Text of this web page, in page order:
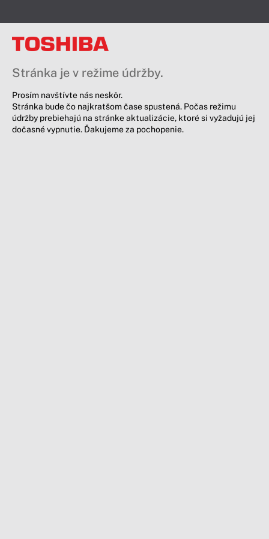
Stránka je v režime údržby.
Prosím navštívte nás neskôr.
Stránka bude čo najkratšom čase spustená. Počas režimu
údržby prebiehajú na stránke aktualizácie, ktoré si vyžadujú jej
dočasné vypnutie. Ďakujeme za pochopenie.